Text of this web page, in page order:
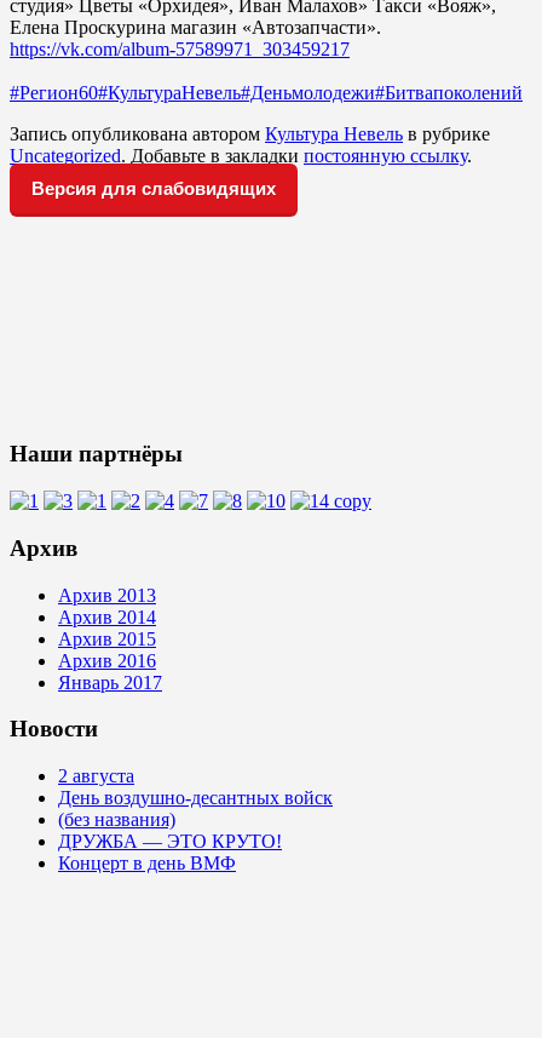
студия» Цветы «Орхидея», Иван Малахов» Такси «Вояж»,
Елена Проскурина магазин «Автозапчасти».
https://vk.com/album-57589971_303459217
#Регион60#КультураНевель#Деньмолодежи#Битвапоколений
Запись опубликована автором Культура Невель в рубрике
Uncategorized. Добавьте в закладки постоянную ссылку.
Версия для слабовидящих
Наши партнёры
Архив
Архив 2013
Архив 2014
Архив 2015
Архив 2016
Январь 2017
Новости
2 августа
День воздушно-десантных войск
(без названия)
ДРУЖБА — ЭТО КРУТО!
Концерт в день ВМФ